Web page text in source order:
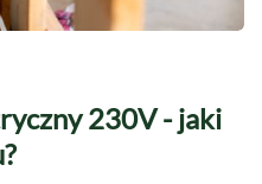
230V - jaki